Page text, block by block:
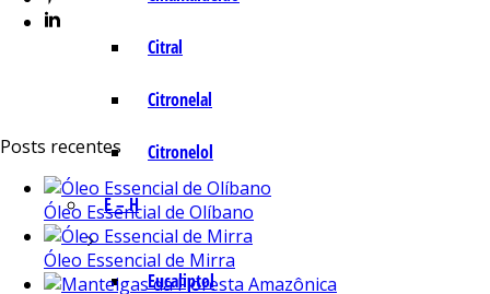
Citral
Citronelal
Citronelol
E – H
Eucaliptol
Posts recentes
Óleo Essencial de Olíbano
Óleo Essencial de Mirra